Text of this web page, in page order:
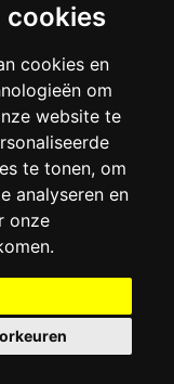
cookies
cookies en
om
website te
te tonen, om
analyseren en
onze
voor het